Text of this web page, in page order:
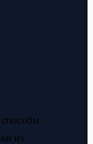
способы
из